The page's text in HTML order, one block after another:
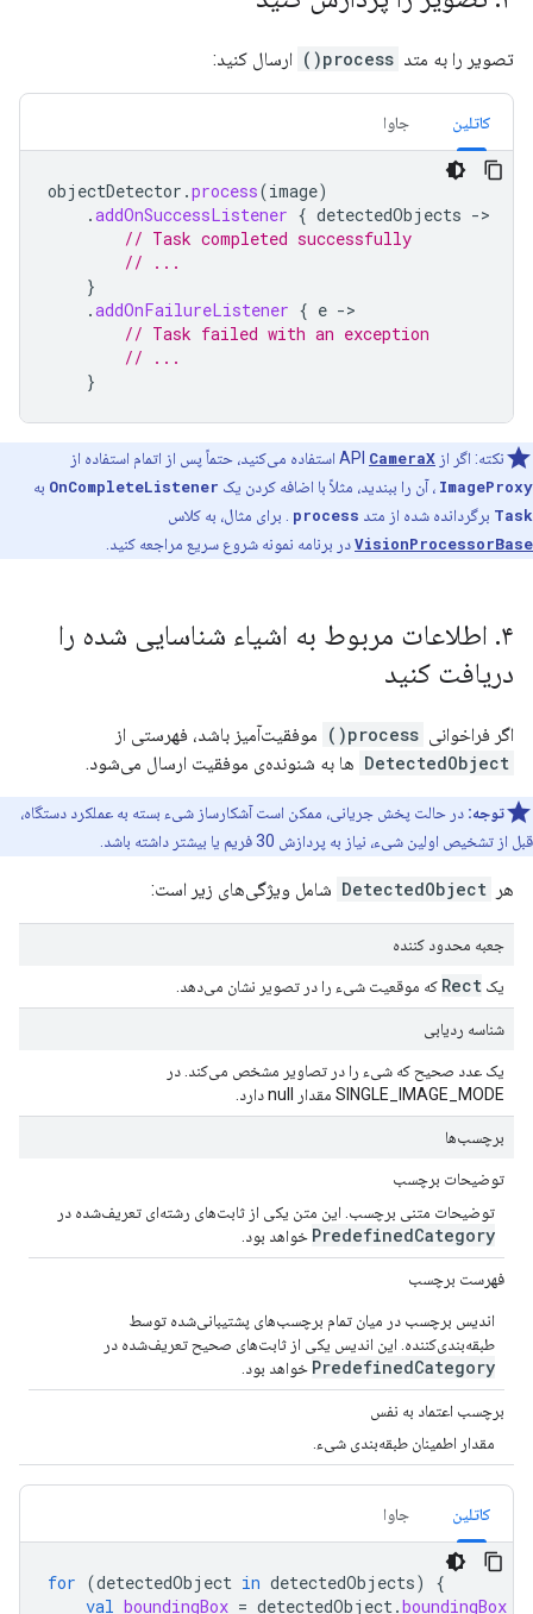
تصویر را به متد process() ارسال کنید:
کاتلین جاوا
objectDetector .process(image)
.addOnSuccessListener { detectedObjects ->
// Task completed successfully
// ...
}
.addOnFailureListener { e ->
// Task failed with an exception
// ...
}
نکته: اگر از API CameraX
استفاده می‌کنید، حتماً پس از اتمام استفاده از
ImageProxy ، آن را ببندید، مثلاً با اضافه کردن یک OnCompleteListener به
Task برگردانده شده از متد process . برای مثال، به کلاس
VisionProcessorBaseدر برنامه نمونه شروع سریع مراجعه کنید.
۴. اطلاعات مربوط به اشیاء شناسایی شده را
دریافت کنید
اگر فراخوانی process()
موفقیت‌آمیز باشد، فهرستی از
DetectedObject ها به شنونده‌ی موفقیت ارسال می‌شود.
توجه: در حالت پخش جریانی، ممکن است آشکارساز شیء بسته به عملکرد دستگاه،
قبل از تشخیص اولین شیء، نیاز به پردازش 30 فریم یا بیشتر داشته باشد.
هر DetectedObject شامل ویژگی‌های زیر است:
جعبه محدود کننده
یک Rect که موقعیت شیء را در تصویر نشان می‌دهد.
شناسه ردیابی
یک عدد صحیح که شیء را در تصاویر مشخص می‌کند. در
SINGLE_IMAGE_MODE مقدار null دارد.
برچسب‌ها
توضیحات برچسب
توضیحات متنی برچسب. این متن یکی از ثابت‌های رشته‌ای تعریف‌شده در
PredefinedCategory خواهد بود.
فهرست برچسب
اندیس برچسب در میان تمام برچسب‌های پشتیبانی‌شده توسط
طبقه‌بندی‌کننده. این اندیس یکی از ثابت‌های صحیح تعریف‌شده در
PredefinedCategory خواهد بود.
برچسب اعتماد به نفس
مقدار اطمینان طبقه‌بندی شیء.
کاتلین جاوا
for (detectedObject in detectedObjects)
{
val boundingBox = detectedObject.boundingBox